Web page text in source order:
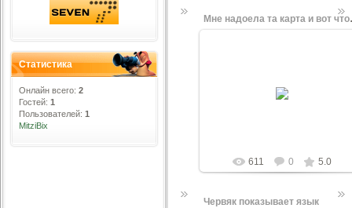
Статистика
Онлайн всего: 2
Гостей: 1
Пользователей: 1
MitziBix
Мне
611 0 5.0
Червяк показывает язык